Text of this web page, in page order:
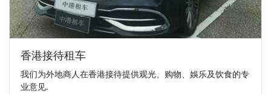
香港接待租车
我们为外地商人在香港接待提供观光、购物、娛乐及饮食的专
业意见.